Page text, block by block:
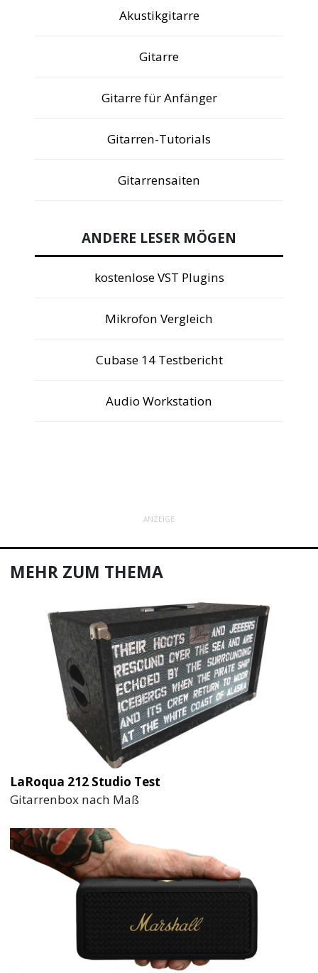
Akustikgitarre
Gitarre
Gitarre für Anfänger
Gitarren-Tutorials
Gitarrensaiten
ANDERE LESER MÖGEN
kostenlose VST Plugins
Mikrofon Vergleich
Cubase 14 Testbericht
Audio Workstation
ANZEIGE
MEHR ZUM THEMA
LaRoqua 212 Studio Test
Gitarrenbox nach Maß